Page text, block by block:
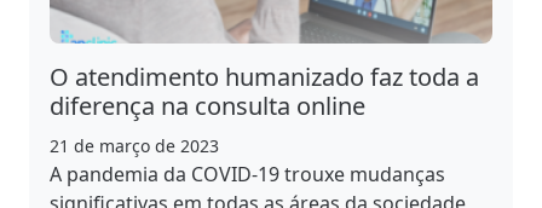
O atendimento humanizado faz toda a
diferença na consulta online
21 de março de 2023
A pandemia da COVID-19 trouxe mudanças